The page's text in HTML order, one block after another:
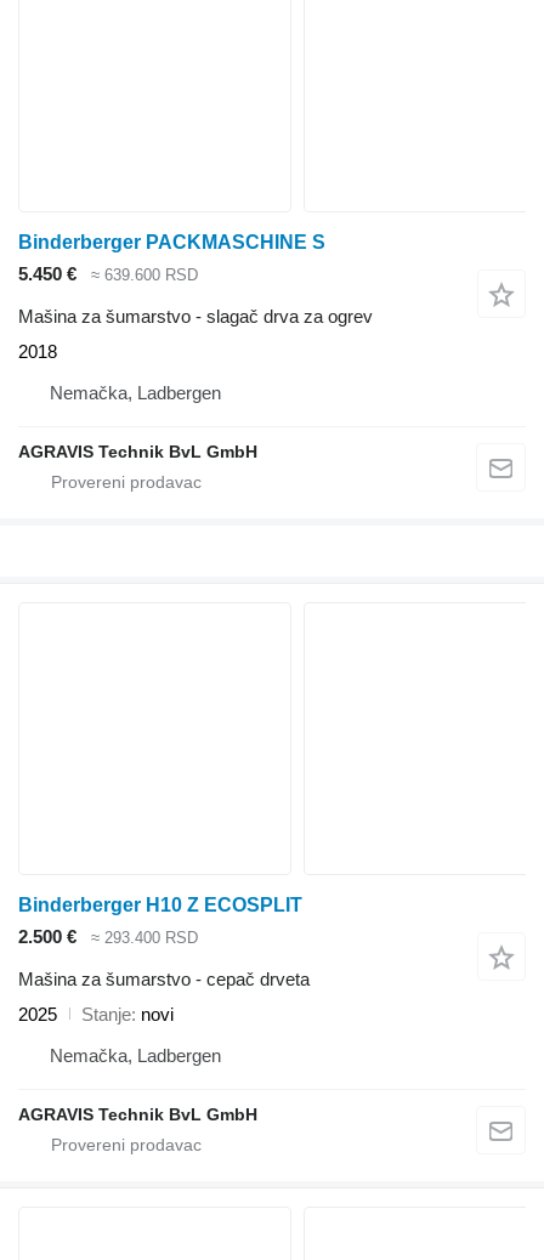
Binderberger PACKMASCHINE S
5.450 €
≈ 639.600 RSD
Mašina za šumarstvo - slagač drva za ogrev
2018
Nemačka, Ladbergen
AGRAVIS Technik BvL GmbH
Binderberger H10 Z ECOSPLIT
2.500 €
≈ 293.400 RSD
Mašina za šumarstvo - cepač drveta
2025
Stanje novi
Nemačka, Ladbergen
AGRAVIS Technik BvL GmbH